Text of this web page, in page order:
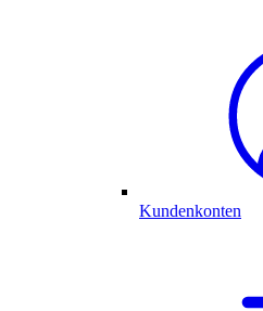
Kundenkonten